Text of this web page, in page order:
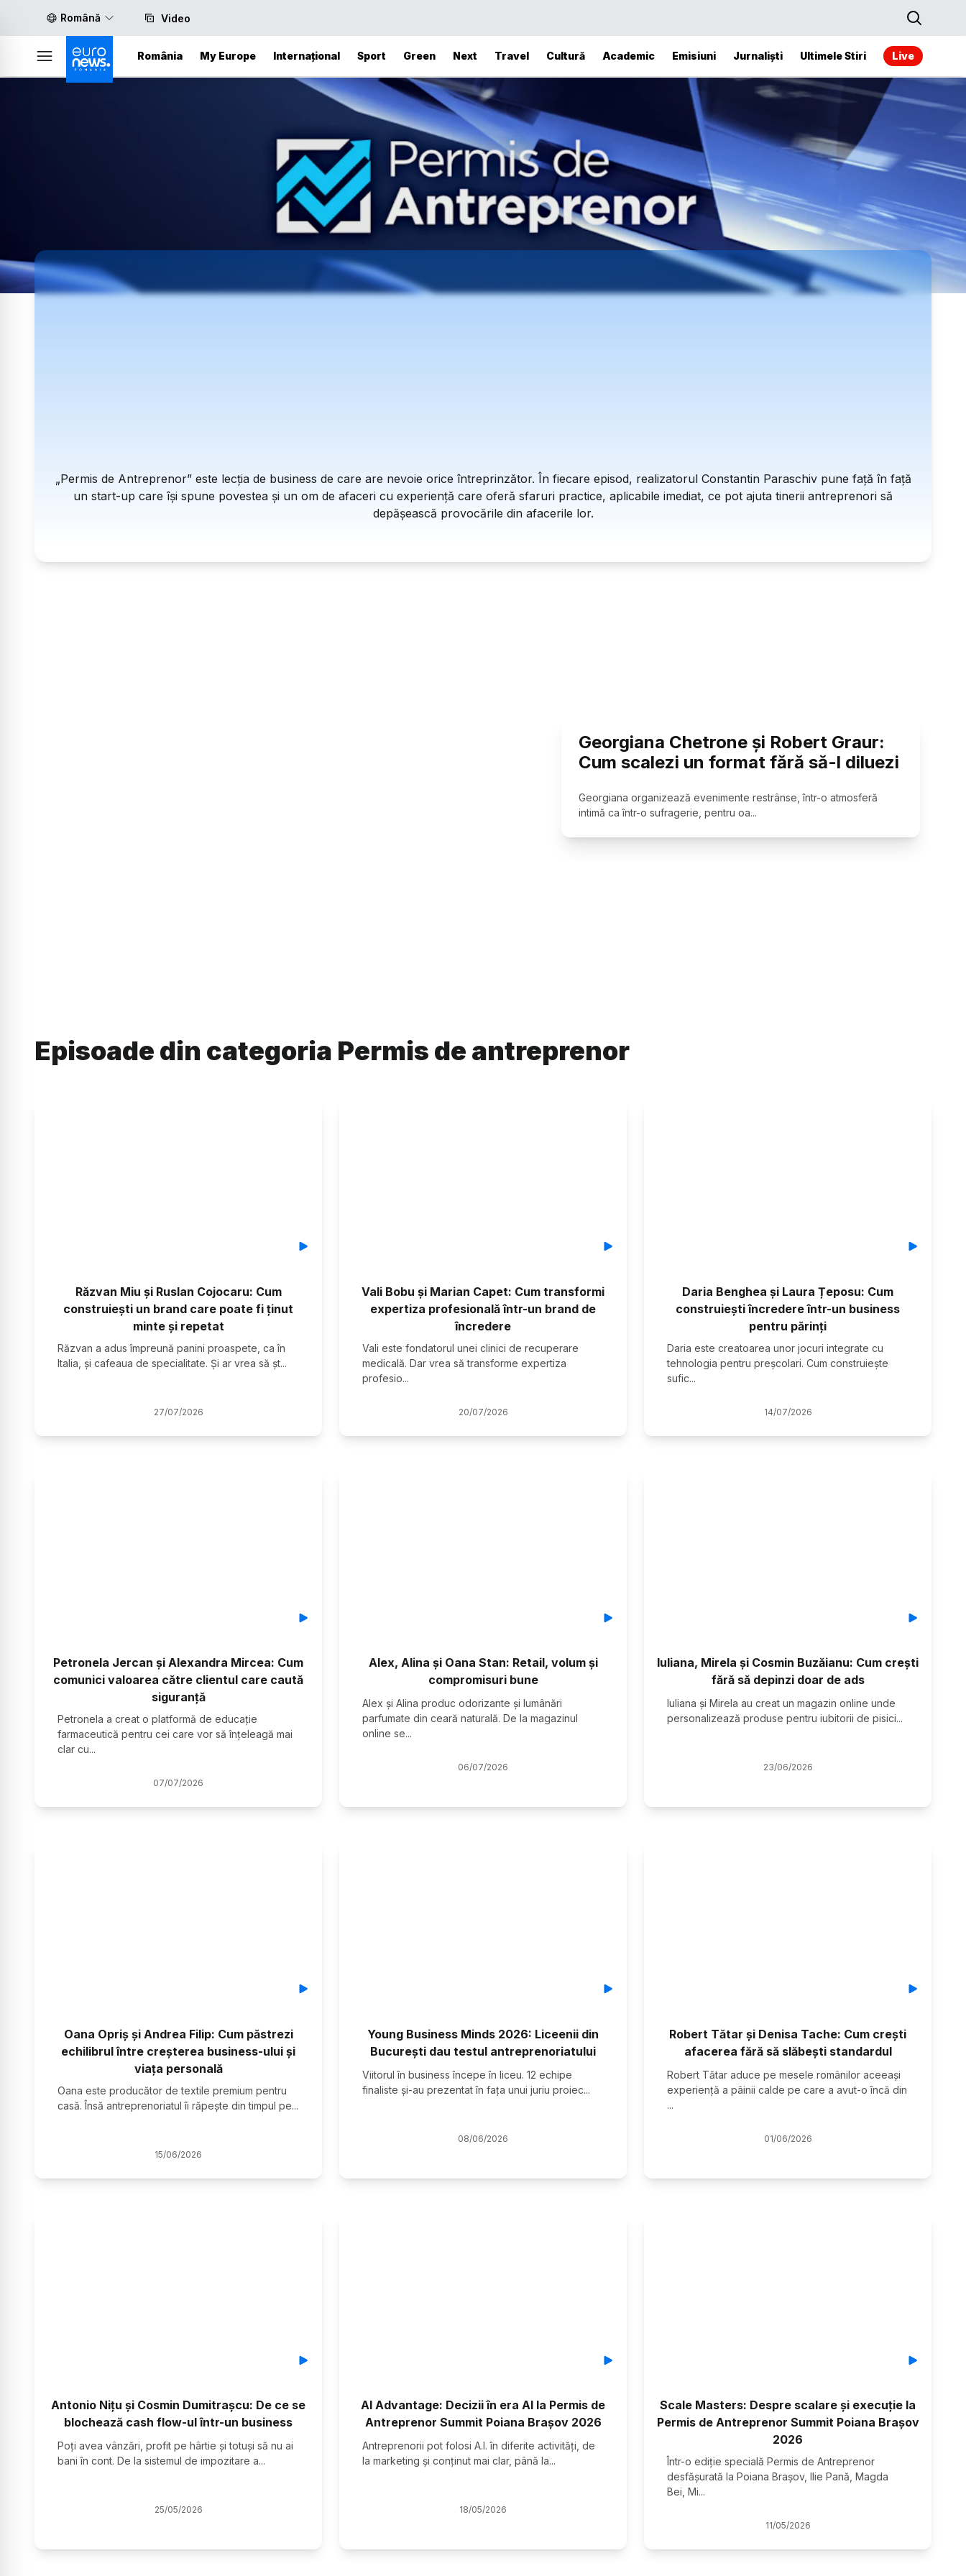
Română Video
România My Europe Internațional Sport Green Next Travel Cultură Academic Emisiuni Jurnaliști Ultimele Stiri Live
„Permis de Antreprenor” este lecția de business de care are nevoie orice întreprinzător. În fiecare episod, realizatorul Constantin Paraschiv pune față în față
un start-up care își spune povestea și un om de afaceri cu experiență care oferă sfaruri practice, aplicabile imediat, ce pot ajuta tinerii antreprenori să
depășească provocările din afacerile lor.
Georgiana Chetrone și Robert Graur:
Cum scalezi un format fără să-l diluezi
Georgiana organizează evenimente restrânse, într-o atmosferă
intimă ca într-o sufragerie, pentru oa...
Episoade din categoria Permis de antreprenor
Răzvan Miu și Ruslan Cojocaru: Cum
construiești un brand care poate fi ținut
minte și repetat
Răzvan a adus împreună panini proaspete, ca în
Italia, și cafeaua de specialitate. Și ar vrea să șt...
27/07/2026
Vali Bobu și Marian Capet: Cum transformi
expertiza profesională într-un brand de
încredere
Vali este fondatorul unei clinici de recuperare
medicală. Dar vrea să transforme expertiza
profesio...
20/07/2026
Daria Benghea și Laura Țeposu: Cum
construiești încredere într-un business
pentru părinți
Daria este creatoarea unor jocuri integrate cu
tehnologia pentru preșcolari. Cum construiește
sufic...
14/07/2026
Petronela Jercan și Alexandra Mircea: Cum
comunici valoarea către clientul care caută
siguranță
Petronela a creat o platformă de educație
farmaceutică pentru cei care vor să înțeleagă mai
clar cu...
07/07/2026
Alex, Alina și Oana Stan: Retail, volum și
compromisuri bune
Alex și Alina produc odorizante și lumânări
parfumate din ceară naturală. De la magazinul
online se...
06/07/2026
Iuliana, Mirela și Cosmin Buzăianu: Cum crești
fără să depinzi doar de ads
Iuliana şi Mirela au creat un magazin online unde
personalizează produse pentru iubitorii de pisici...
23/06/2026
Oana Opriș și Andrea Filip: Cum păstrezi
echilibrul între creșterea business-ului și
viața personală
Oana este producător de textile premium pentru
casă. Însă antreprenoriatul îi răpește din timpul pe...
15/06/2026
Young Business Minds 2026: Liceenii din
București dau testul antreprenoriatului
Viitorul în business începe în liceu. 12 echipe
finaliste și-au prezentat în fața unui juriu proiec...
08/06/2026
Robert Tătar și Denisa Tache: Cum crești
afacerea fără să slăbești standardul
Robert Tătar aduce pe mesele românilor aceeași
experiență a pâinii calde pe care a avut-o încă din
...
01/06/2026
Antonio Nițu și Cosmin Dumitrașcu: De ce se
blochează cash flow-ul într-un business
Poți avea vânzări, profit pe hârtie și totuși să nu ai
bani în cont. De la sistemul de impozitare a...
25/05/2026
AI Advantage: Decizii în era AI la Permis de
Antreprenor Summit Poiana Brașov 2026
Antreprenorii pot folosi A.I. în diferite activități, de
la marketing și conținut mai clar, până la...
18/05/2026
Scale Masters: Despre scalare și execuție la
Permis de Antreprenor Summit Poiana Brașov
2026
Într-o ediție specială Permis de Antreprenor
desfășurată la Poiana Brașov, Ilie Pană, Magda
Bei, Mi...
11/05/2026